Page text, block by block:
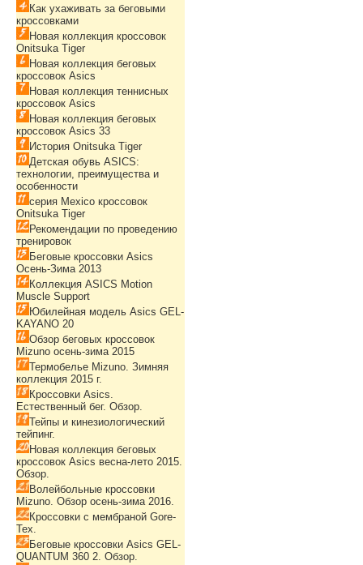
Как ухаживать за беговыми
кроссовками
Новая коллекция кроссовок
Onitsuka Tiger
Новая коллекция беговых
кроссовок Asics
Новая коллекция теннисных
кроссовок Asics
Новая коллекция беговых
кроссовок Asics 33
История Onitsuka Tiger
Детская обувь ASICS:
технологии, преимущества и
особенности
серия Mexico кроссовок
Onitsuka Tiger
Рекомендации по проведению
тренировок
Беговые кроссовки Asics
Осень-Зима 2013
Коллекция ASICS Motion
Muscle Support
Юбилейная модель Asics GEL-
KAYANO 20
Обзор беговых кроссовок
Mizuno осень-зима 2015
Термобелье Mizuno. Зимняя
коллекция 2015 г.
Кроссовки Asics.
Естественный бег. Обзор.
Тейпы и кинезиологический
тейпинг.
Новая коллекция беговых
кроссовок Asics весна-лето 2015.
Обзор.
Волейбольные кроссовки
Mizuno. Обзор осень-зима 2016.
Кроссовки с мембраной Gore-
Tex.
Беговые кроссовки Asics GEL-
QUANTUM 360 2. Обзор.